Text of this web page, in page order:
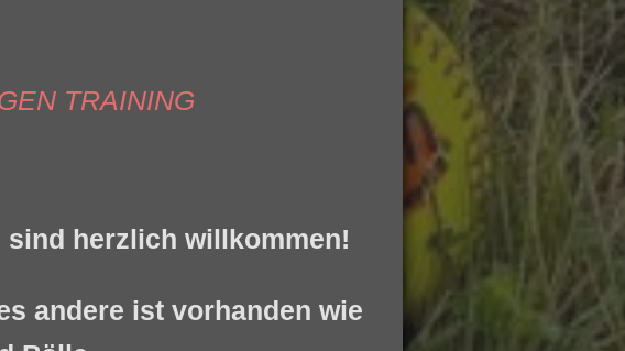
TRAINING
herzlich willkommen!
andere ist vorhanden wie